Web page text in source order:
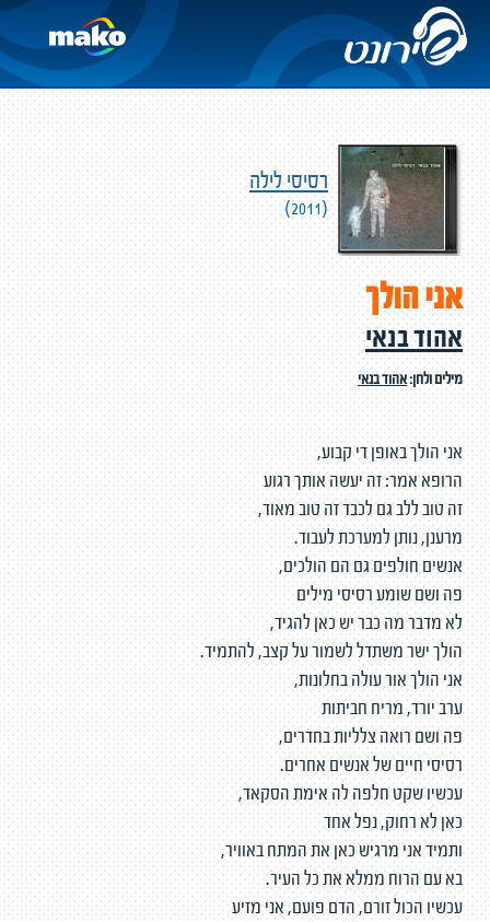
רסיסי לילה
(2011)
אני הולך
אהוד בנאי
מילים ולחן:אהוד בנאי
אני הולך באופן די קבוע,
הרופא אמר: זה יעשה אותך רגוע
זה טוב ללב גם לכבד זה טוב מאוד,
מרענן, נותן למערכת לעבוד.
אנשים חולפים גם הם הולכים,
פה ושם שומע רסיסי מילים
לא מדבר מה כבר יש כאן להגיד,
הולך ישר משתדל לשמור על קצב, להתמיד.
אני הולך אור עולה בחלונות,
ערב יורד, מריח חביתות
פה ושם רואה צלליות בחדרים,
רסיסי חיים של אנשים אחרים.
עכשיו שקט חלפה לה אימת הסקאד,
כאן לא רחוק, נפל אחד
ותמיד אני מרגיש כאן את המתח באוויר,
בא עם הרוח ממלא את כל העיר.
עכשיו הכול זורם, הדם פועם, אני מזיע